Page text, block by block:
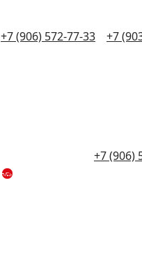
+7 (906) 572-77-33 +7
+7 (906)